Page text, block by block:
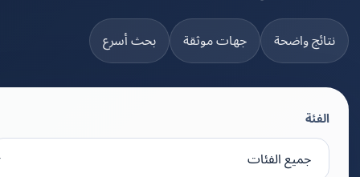
واضحة جهات موثقة بحث أسرع